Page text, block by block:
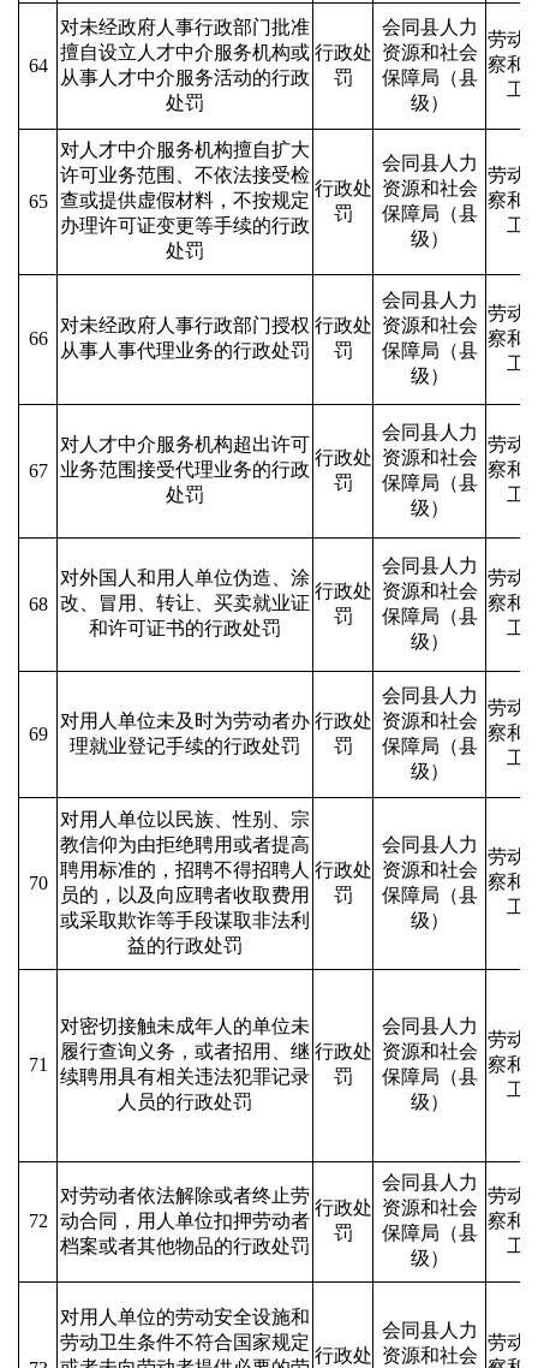
64
对未经政府人事行政部门批准
擅自设立人才中介服务机构或
从事人才中介服务活动的行政
处罚
行政处
罚
会同县人力
资源和社会
保障局（县
级）
劳动
察和
工
65
对人才中介服务机构擅自扩大
许可业务范围、不依法接受检
查或提供虚假材料，不按规定
办理许可证变更等手续的行政
处罚
行政处
罚
会同县人力
资源和社会
保障局（县
级）
劳动
察和
工
66
对未经政府人事行政部门授权
从事人事代理业务的行政处罚
行政处
罚
会同县人力
资源和社会
保障局（县
级）
劳动
察和
工
67
对人才中介服务机构超出许可
业务范围接受代理业务的行政
处罚
行政处
罚
会同县人力
资源和社会
保障局（县
级）
劳动
察和
工
68
对外国人和用人单位伪造、涂
改、冒用、转让、买卖就业证
和许可证书的行政处罚
行政处
罚
会同县人力
资源和社会
保障局（县
级）
劳动
察和
工
69
对用人单位未及时为劳动者办
理就业登记手续的行政处罚
行政处
罚
会同县人力
资源和社会
保障局（县
级）
劳动
察和
工
70
对用人单位以民族、性别、宗
教信仰为由拒绝聘用或者提高
聘用标准的，招聘不得招聘人
员的，以及向应聘者收取费用
或采取欺诈等手段谋取非法利
益的行政处罚
行政处
罚
会同县人力
资源和社会
保障局（县
级）
劳动
察和
工
71
对密切接触未成年人的单位未
履行查询义务，或者招用、继
续聘用具有相关违法犯罪记录
人员的行政处罚
行政处
罚
会同县人力
资源和社会
保障局（县
级）
劳动
察和
工
72
对劳动者依法解除或者终止劳
动合同，用人单位扣押劳动者
档案或者其他物品的行政处罚
行政处
罚
会同县人力
资源和社会
保障局（县
级）
劳动
察和
工
对用人单位的劳动安全设施和
劳动卫生条件不符合国家规定
行政处
会同县人力
资源和社会
劳动